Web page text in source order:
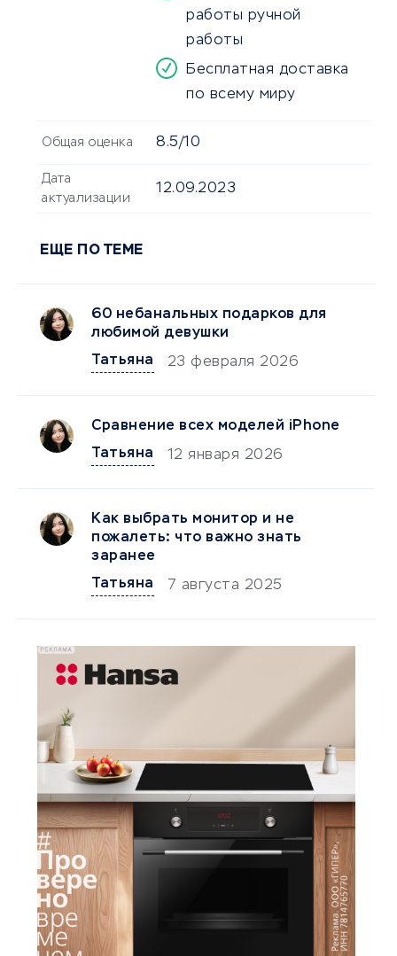
работы ручной
работы
Бесплатная доставка
по всему миру
Общая оценка 8.5/10
Дата
актуализации
12.09.2023
ЕЩЕ ПО ТЕМЕ
60 небанальных подарков для
любимой девушки
Татьяна
23 февраля 2026
Сравнение всех моделей iPhone
Татьяна
12 января 2026
Как выбрать монитор и не
пожалеть: что важно знать
заранее
Татьяна
7 августа 2025